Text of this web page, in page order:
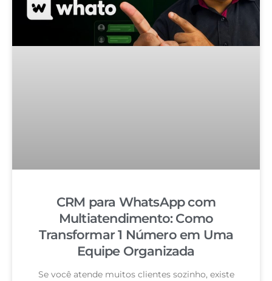
CRM para WhatsApp com
Multiatendimento: Como
Transformar 1 Número em Uma
Equipe Organizada
Se você atende muitos clientes sozinho, existe